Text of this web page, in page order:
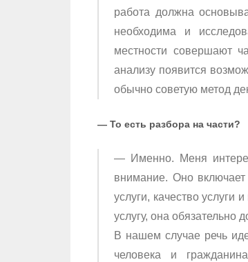
работа должна
необходима и
местности совершают
анализу появится
обычно советую метод
— То есть разбора на части?
— Именно. Меня
внимание. Оно
услуги, качество услуги
услугу, она обязательно
В нашем случае речь
человека и